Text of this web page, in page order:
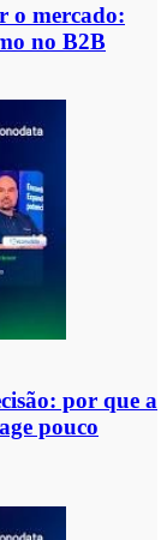
o mercado:
no B2B
por que a
pouco